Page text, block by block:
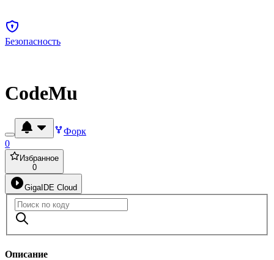
Безопасность
CodeMu
Форк
0
Избранное
0
GigaIDE Cloud
Описание